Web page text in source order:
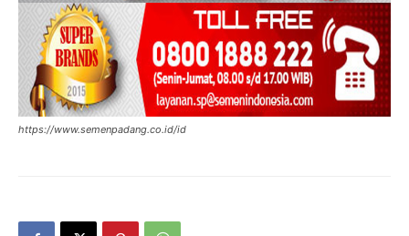
https://www.semenpadang.co.id/id